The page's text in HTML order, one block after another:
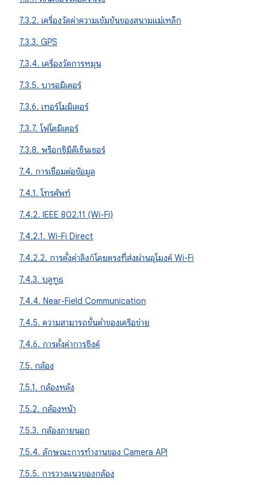
7.3.2. เครื่องวัดค่าความเข้มข้นของสนามแม่เหล็ก
7.3.3. GPS
7.3.4. เครื่องวัดการหมุน
7.3.5. บารอมิเตอร์
7.3.6. เทอร์โมมิเตอร์
7.3.7. โฟโตมิเตอร์
7.3.8. พร็อกซิมิตีเซ็นเซอร์
7.4. การเชื่อมต่อข้อมูล
7.4.1. โทรศัพท์
7.4.2. IEEE 802.11 (Wi-Fi)
7.4.2.1. Wi-Fi Direct
7.4.2.2. การตั้งค่าลิงก์โดยตรงที่ส่งผ่านอุโมงค์ Wi-Fi
7.4.3. บลูทูธ
7.4.4. Near-Field Communication
7.4.5. ความสามารถขั้นต่ำของเครือข่าย
7.4.6. การตั้งค่าการซิงค์
7.5. กล้อง
7.5.1. กล้องหลัง
7.5.2. กล้องหน้า
7.5.3. กล้องภายนอก
7.5.4. ลักษณะการทํางานของ Camera API
7.5.5. การวางแนวของกล้อง